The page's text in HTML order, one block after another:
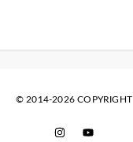
© 2014-2026 COPYRIGHT